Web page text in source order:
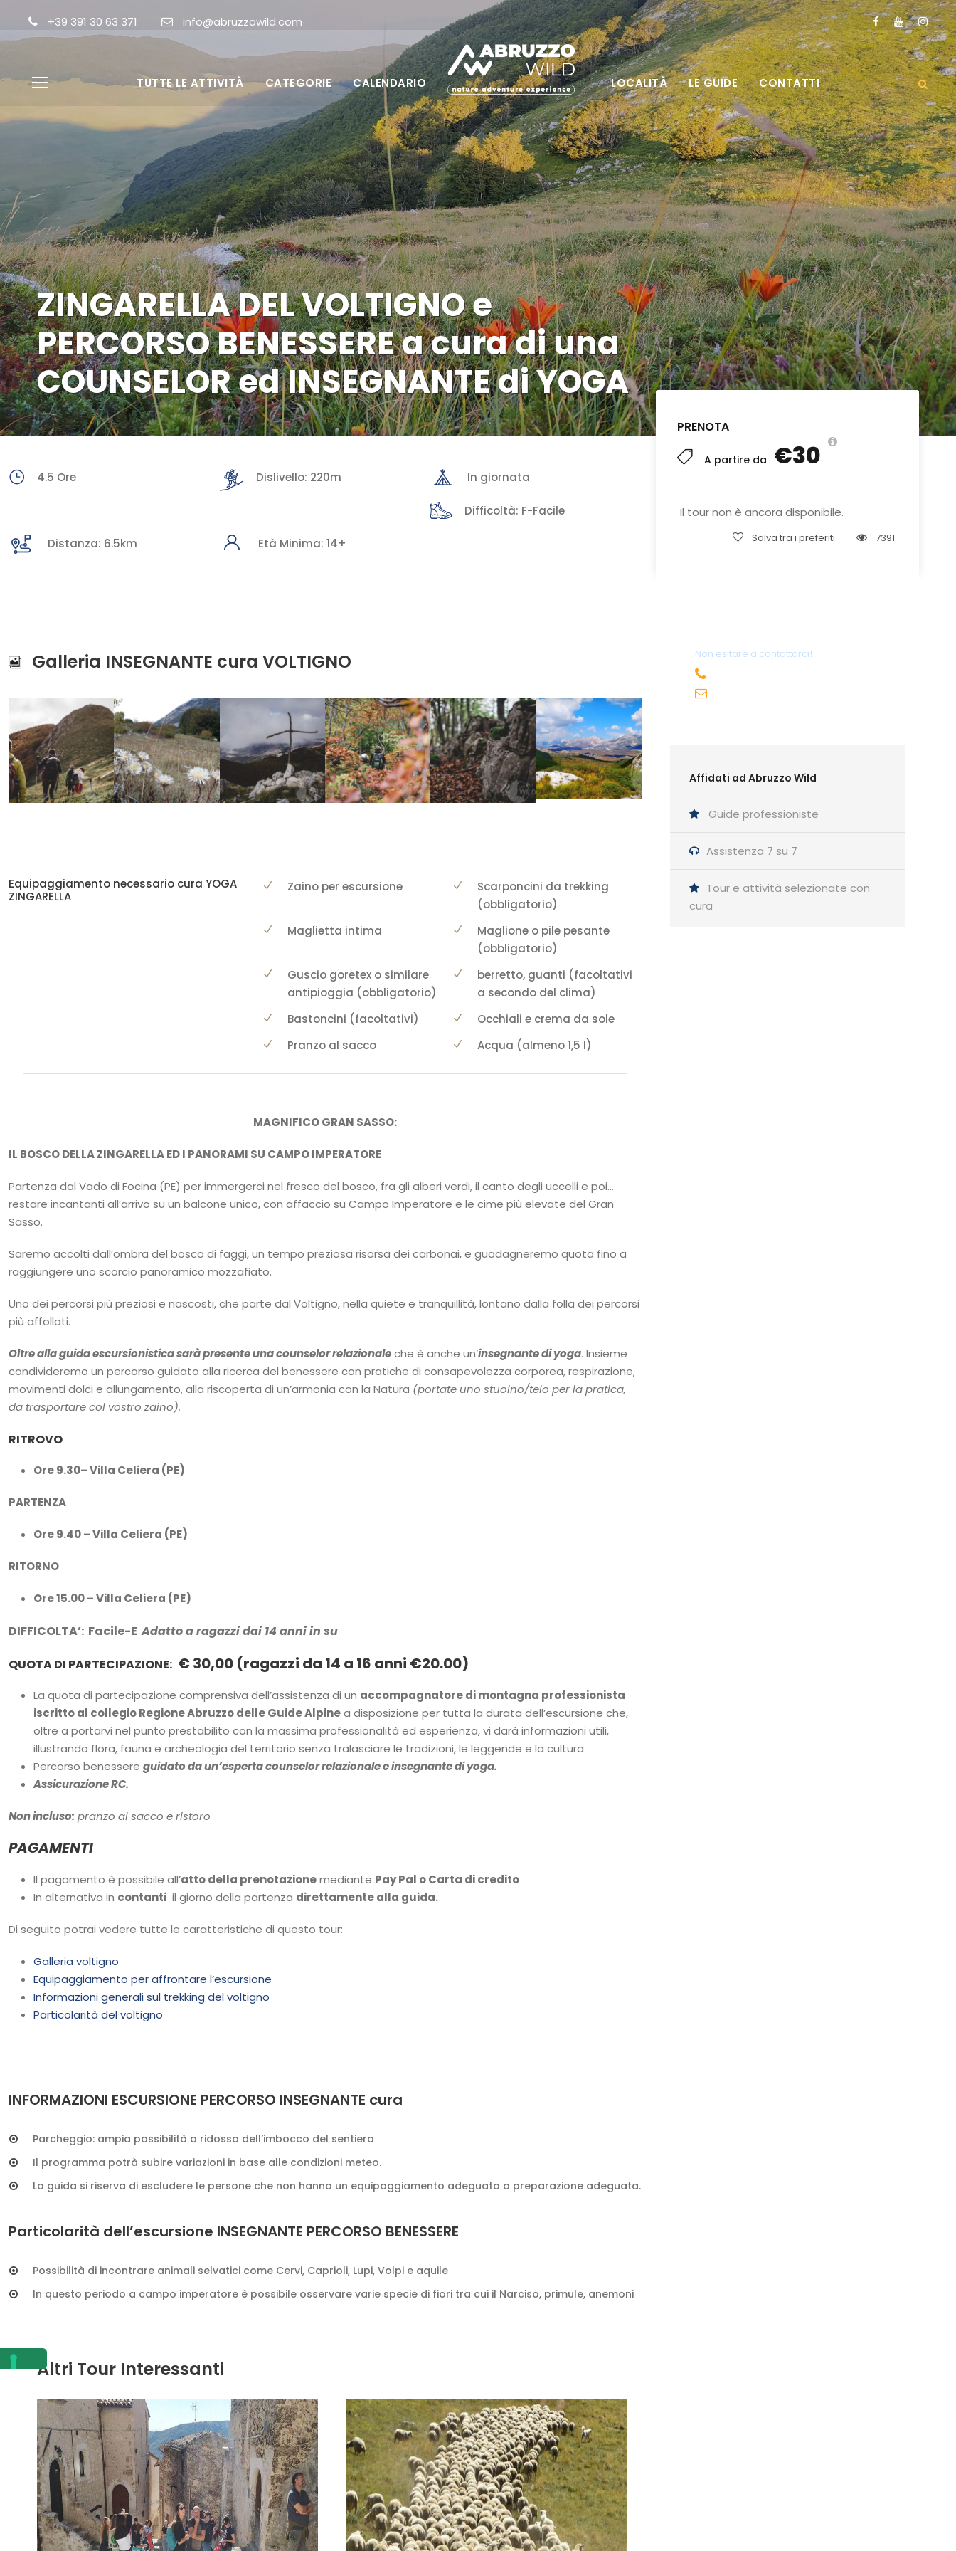
+39 391 30 63 371 info@abruzzowild.com
TUTTE LE ATTIVITÀ CATEGORIE CALENDARIO LOCALITÀ LE GUIDE CONTATTI
ZINGARELLA DEL VOLTIGNO e
PERCORSO BENESSERE a cura di una
COUNSELOR ed INSEGNANTE di YOGA
PRENOTA
A partire da €30
Il tour non è ancora disponibile.
Salva tra i preferiti 7391
Non esitare a contattarci!
Affidati ad Abruzzo Wild
Guide professioniste
Assistenza 7 su 7
Tour e attività selezionate con
cura
4.5 Ore Dislivello: 220m In giornata
Difficoltà: F-Facile
Distanza: 6.5km Età Minima: 14+
Galleria INSEGNANTE cura VOLTIGNO
Equipaggiamento necessario cura YOGA
ZINGARELLA
Zaino per escursione
Scarponcini da trekking
(obbligatorio)
Maglietta intima
Maglione o pile pesante
(obbligatorio)
Guscio goretex o similare
antipioggia (obbligatorio)
berretto, guanti (facoltativi
a secondo del clima)
Bastoncini (facoltativi)
Occhiali e crema da sole
Pranzo al sacco
Acqua (almeno 1,5 l)
MAGNIFICO GRAN SASSO:
IL BOSCO DELLA ZINGARELLA ED I PANORAMI SU CAMPO IMPERATORE
Partenza dal Vado di Focina (PE) per immergerci nel fresco del bosco, fra gli alberi verdi, il canto degli uccelli e poi…
restare incantanti all’arrivo su un balcone unico, con affaccio su Campo Imperatore e le cime più elevate del Gran
Sasso.
Saremo accolti dall’ombra del bosco di faggi, un tempo preziosa risorsa dei carbonai, e guadagneremo quota fino a
raggiungere uno scorcio panoramico mozzafiato.
Uno dei percorsi più preziosi e nascosti, che parte dal Voltigno, nella quiete e tranquillità, lontano dalla folla dei percorsi
più affollati.
Oltre alla guida escursionistica sarà presente una counselor relazionaleche è anche un’insegnante di yoga. Insieme
condivideremo un percorso guidato alla ricerca del benessere con pratiche di consapevolezza corporea, respirazione,
movimenti dolci e allungamento, alla riscoperta di un’armonia con la Natura (portate uno stuoino/telo per la pratica,
da trasportare col vostro zaino).
RITROVO
Ore 9.30– Villa Celiera (PE)
PARTENZA
Ore 9.40 – Villa Celiera (PE)
RITORNO
Ore 15.00 – Villa Celiera (PE)
DIFFICOLTA’: Facile-EAdatto a ragazzi dai 14 anni in su
QUOTA DI PARTECIPAZIONE: € 30,00 (ragazzi da 14 a 16 anni €20.00)
La quota di partecipazione comprensiva dell’assistenza di un accompagnatore di montagna professionista
iscritto al collegio Regione Abruzzo delle Guide Alpinea disposizione per tutta la durata dell’escursione che,
oltre a portarvi nel punto prestabilito con la massima professionalità ed esperienza, vi darà informazioni utili,
illustrando flora, fauna e archeologia del territorio senza tralasciare le tradizioni, le leggende e la cultura
Percorso benessere guidato da un’esperta counselor relazionale e insegnante di yoga.
Assicurazione RC.
Non incluso: pranzo al sacco e ristoro
PAGAMENTI
Il pagamento è possibile all’atto della prenotazionemediante Pay Pal o Carta di credito
In alternativa in contanti il giorno della partenza direttamente alla guida.
Di seguito potrai vedere tutte le caratteristiche di questo tour:
Galleria voltigno
Equipaggiamento per affrontare l’escursione
Informazioni generali sul trekking del voltigno
Particolarità del voltigno
INFORMAZIONI ESCURSIONE PERCORSO INSEGNANTE cura
Parcheggio: ampia possibilità a ridosso dell’imbocco del sentiero
Il programma potrà subire variazioni in base alle condizioni meteo.
La guida si riserva di escludere le persone che non hanno un equipaggiamento adeguato o preparazione adeguata.
Particolarità dell’escursione INSEGNANTE PERCORSO BENESSERE
Possibilità di incontrare animali selvatici come Cervi, Caprioli, Lupi, Volpi e aquile
In questo periodo a campo imperatore è possibile osservare varie specie di fiori tra cui il Narciso, primule, anemoni
Altri Tour Interessanti